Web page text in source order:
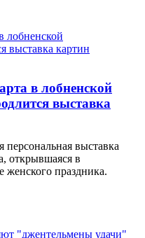
в лобненской
выставка
персональная выставка
открывшаяся в
женского праздника.